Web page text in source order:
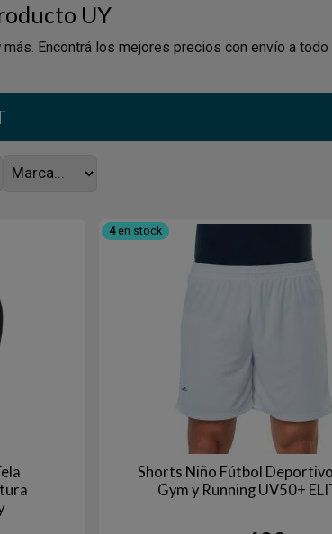
UY
Encontrá los mejores precios con envío a todo
4en stock
Shorts Niño Fútbol
Gym y Running UV50+